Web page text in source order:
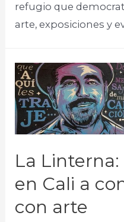
refugio que
arte, exposiciones y
La
en Cali a
con arte